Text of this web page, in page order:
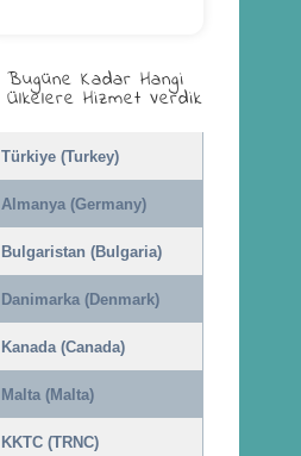
Bugüne Kadar Hangi
Ülkelere Hizmet Verdik
Türkiye (Turkey)
Almanya (Germany)
Bulgaristan (Bulgaria)
Danimarka (Denmark)
Kanada (Canada)
Malta (Malta)
KKTC (TRNC)